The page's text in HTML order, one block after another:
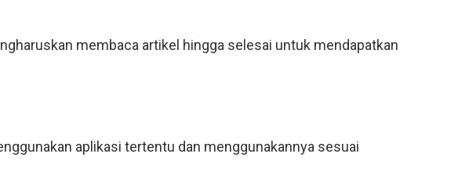
membaca artikel hingga selesai untuk mendapatkan
aplikasi tertentu dan menggunakannya sesuai